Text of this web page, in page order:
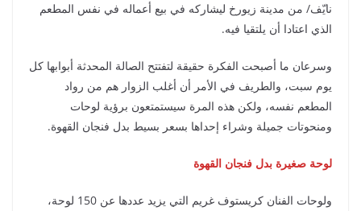
نايّف/ من مدينة زيورخ ليشاركه في بيع أعماله في نفس المطعم
الذي اعتادا أن يلتقيا فيه.
وسرعان ما أصبحت الفكرة حقيقة لتفتتح الصالة المحدثة أبوابها كل
يوم سبت، والطريف في الأمر أن أغلب الزوار هم من رواد
المطعم نفسه، ولكن هذه المرة سيستمتعون برؤية لوحات
ومنحوتات جميلة وشراء إحداها بسعر بسيط بدل فنجان القهوة.
لوحة صغيرة بدل فنجان القهوة
ولوحات الفنان كريستوف غريم التي يزيد عددها عن 150 لوحة،